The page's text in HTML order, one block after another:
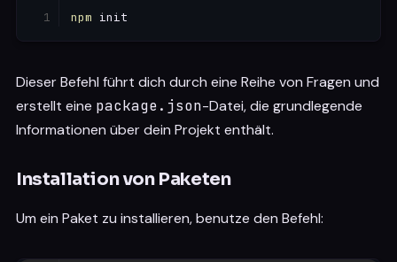
npm
Dieser Befehl führt dich durch eine Reihe von Fragen und
erstellt eine package.json-Datei, die grundlegende
Informationen über dein Projekt enthält.
Installation von Paketen
Um ein Paket zu installieren, benutze den Befehl: